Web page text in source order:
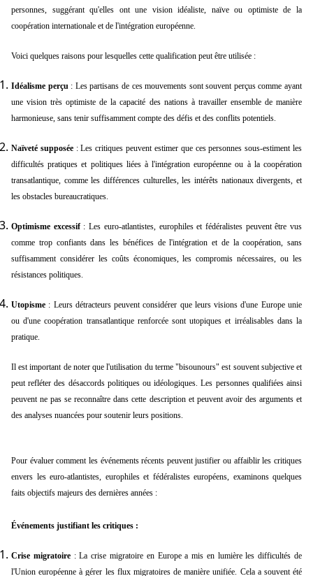
personnes, suggérant qu'elles ont une vision idéaliste, naïve ou optimiste de la
coopération internationale et de l'intégration européenne.
Voici quelques raisons pour lesquelles cette qualification peut être utilisée :
Idéalisme perçu: Les partisans de ces mouvements sont souvent perçus comme ayant
une vision très optimiste de la capacité des nations à travailler ensemble de manière
harmonieuse, sans tenir suffisamment compte des défis et des conflits potentiels.
Naïveté supposée: Les critiques peuvent estimer que ces personnes sous-estiment les
difficultés pratiques et politiques liées à l'intégration européenne ou à la coopération
transatlantique, comme les différences culturelles, les intérêts nationaux divergents, et
les obstacles bureaucratiques.
Optimisme excessif: Les euro-atlantistes, europhiles et fédéralistes peuvent être vus
comme trop confiants dans les bénéfices de l'intégration et de la coopération, sans
suffisamment considérer les coûts économiques, les compromis nécessaires, ou les
résistances politiques.
Utopisme : Leurs détracteurs peuvent considérer que leurs visions d'une Europe unie
ou d'une coopération transatlantique renforcée sont utopiques et irréalisables dans la
pratique.
Il est important de noter que l'utilisation du terme "bisounours" est souvent subjective et
peut refléter des désaccords politiques ou idéologiques. Les personnes qualifiées ainsi
peuvent ne pas se reconnaître dans cette description et peuvent avoir des arguments et
des analyses nuancées pour soutenir leurs positions.
Pour évaluer comment les événements récents peuvent justifier ou affaiblir les critiques
envers les euro-atlantistes, europhiles et fédéralistes européens, examinons quelques
faits objectifs majeurs des dernières années :
Événements justifiant les critiques :
Crise migratoire: La crise migratoire en Europe a mis en lumière les difficultés de
l'Union européenne à gérer les flux migratoires de manière unifiée. Cela a souvent été